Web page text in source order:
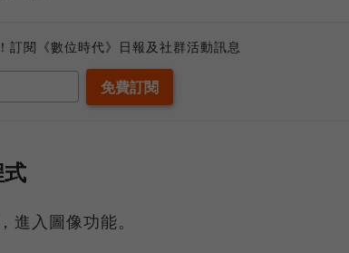
訂閱《數位時代》日報及社群活動訊息
入圖像功能。